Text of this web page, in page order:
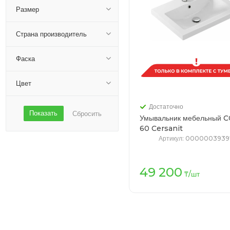
Размер
Страна производитель
Фаска
Цвет
Показать Сбросить
Умывальник мебельный
60 Cersanit
Достаточно
Артикул:
49 200 ₸/шт